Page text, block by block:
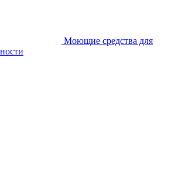
Моющие средства для